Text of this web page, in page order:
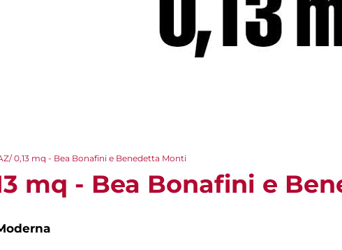
0,13 mq - Bea Bonafini e Benedetta Monti
mq - Bea Bonafini e